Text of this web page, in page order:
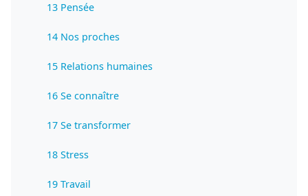
13 Pensée
14 Nos proches
15 Relations humaines
16 Se connaître
17 Se transformer
18 Stress
19 Travail